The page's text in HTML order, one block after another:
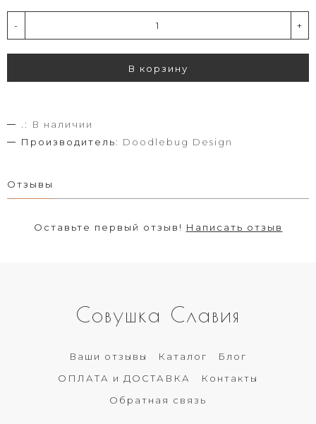
- +
В корзину
.:
В наличии
Производитель: Doodlebug Design
Отзывы
Оставьте первый отзыв! Написать отзыв
Совушка Славия
Ваши отзывы Каталог
Блог
ОПЛАТА и ДОСТАВКА
Контакты
Обратная связь